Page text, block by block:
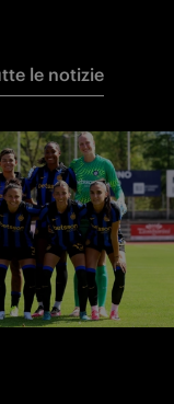
le notizie